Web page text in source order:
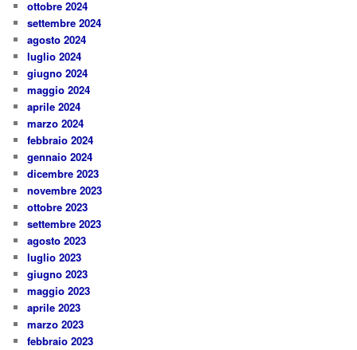
ottobre 2024
settembre 2024
agosto 2024
luglio 2024
giugno 2024
maggio 2024
aprile 2024
marzo 2024
febbraio 2024
gennaio 2024
dicembre 2023
novembre 2023
ottobre 2023
settembre 2023
agosto 2023
luglio 2023
giugno 2023
maggio 2023
aprile 2023
marzo 2023
febbraio 2023